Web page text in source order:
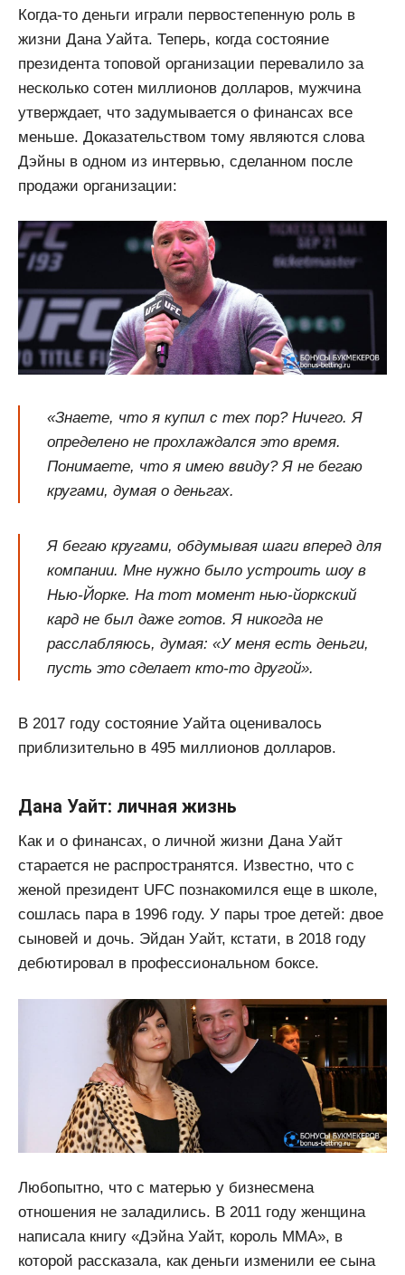
Когда-то деньги играли первостепенную роль в
жизни Дана Уайта. Теперь, когда состояние
президента топовой организации перевалило за
несколько сотен миллионов долларов, мужчина
утверждает, что задумывается о финансах все
меньше. Доказательством тому являются слова
Дэйны в одном из интервью, сделанном после
продажи организации:
«Знаете, что я купил с тех пор? Ничего. Я
определено не прохлаждался это время.
Понимаете, что я имею ввиду? Я не бегаю
кругами, думая о деньгах.
Я бегаю кругами, обдумывая шаги вперед для
компании. Мне нужно было устроить шоу в
Нью-Йорке. На тот момент нью-йоркский
кард не был даже готов. Я никогда не
расслабляюсь, думая: «У меня есть деньги,
пусть это сделает кто-то другой».
В 2017 году состояние Уайта оценивалось
приблизительно в 495 миллионов долларов.
Дана Уайт: личная жизнь
Как и о финансах, о личной жизни Дана Уайт
старается не распространятся. Известно, что с
женой президент UFC познакомился еще в школе,
сошлась пара в 1996 году. У пары трое детей: двое
сыновей и дочь. Эйдан Уайт, кстати, в 2018 году
дебютировал в профессиональном боксе.
Любопытно, что с матерью у бизнесмена
отношения не заладились. В 2011 году женщина
написала книгу «Дэйна Уайт, король ММА», в
которой рассказала, как деньги изменили ее сына